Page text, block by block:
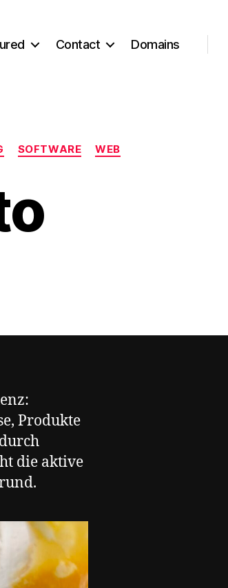
Contact Domains
SOFTWARE WEB
Produkte
die aktive